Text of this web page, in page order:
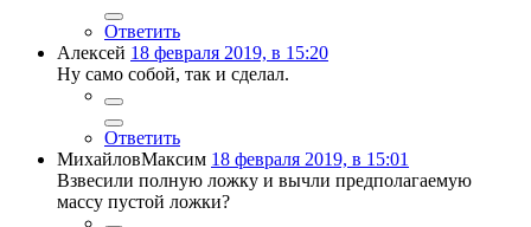
Ответить
Алексей 18 февраля 2019, в 15:20
Ну само собой, так и сделал.
Ответить
МихайловМаксим 18 февраля 2019, в 15:01
Взвесили полную ложку и вычли предполагаемую
массу пустой ложки?